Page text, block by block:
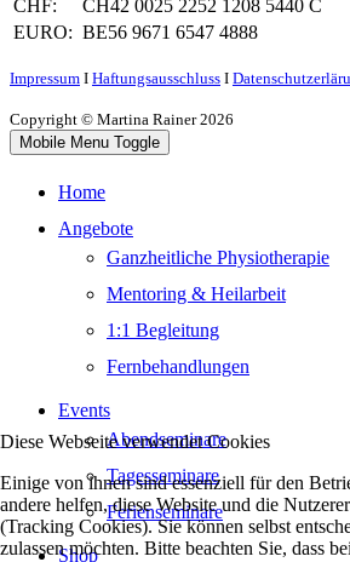
CHF:
CH42 0025 2252 1208 5440 C
EURO: BE56 9671 6547 4888
Impressum Ι Haftungsausschluss Ι
Copyright © Martina Rainer 2026
Mobile Menu Toggle
Home
Angebote
Ganzheitliche Physiotherapie
Mentoring & Heilarbeit
1:1 Begleitung
Fernbehandlungen
Events
Abendseminare
Tagesseminare
Ferienseminare
Shop
Diese Webseite verwendet Cookies
Einige von ihnen sind essenziell für den
andere helfen, diese Website und die
(Tracking Cookies). Sie können selbst
zulassen möchten. Bitte beachten Sie, dass